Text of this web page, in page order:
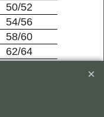
50/52
54/56
58/60
62/64